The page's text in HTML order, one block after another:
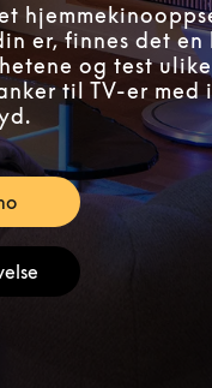
er, finnes det en
og test
til TV-er med
Opens in New Tab
in New Tab